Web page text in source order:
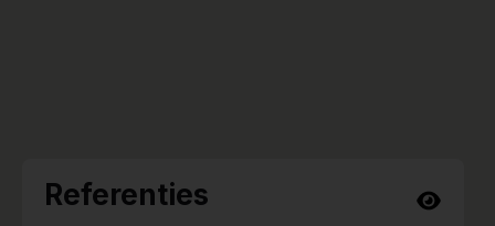
Referenties